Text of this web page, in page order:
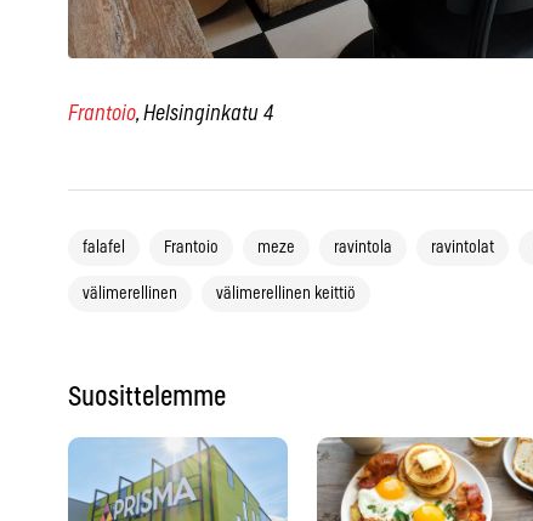
Frantoio, Helsinginkatu 4
falafel Frantoio meze ravintola ravintolat
välimerellinen välimerellinen keittiö
Suosittelemme